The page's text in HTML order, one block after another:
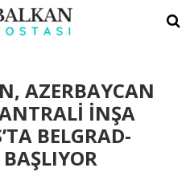
AZERBAYCAN
İNŞA
BELGRAD-